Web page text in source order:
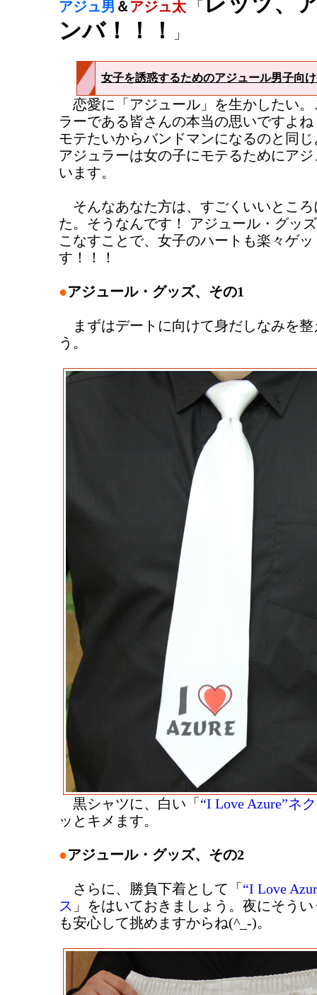
アジュ男 ＆ アジュ太 「
ンバ！！！
」
女子を誘惑するためのアジュール男子向
恋愛に「アジュール」を生かしたい。
ラーである皆さんの本当の思いですよ
モテたいからバンドマンになるのと同
アジュラーは女の子にモテるためにア
います。
そんなあなた方は、すごくいいところ
た。そうなんです！ アジュール・グッ
こなすことで、女子のハートも楽々ゲ
す！！！
●アジュール・グッズ、その1
まずはデートに向けて身だしなみを整
う。
黒シャツに、白い「 “I Love Azure”ネ
ッとキメます。
●アジュール・グッズ、その2
さらに、勝負下着として「 “I Love
ス 」をはいておきましょう。夜にそう
も安心して挑めますからね(^_-)。